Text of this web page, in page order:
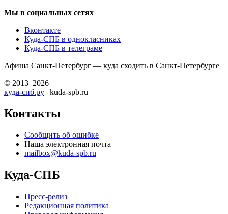
Мы в социальных сетях
Вконтакте
Куда-СПБ в однокласниках
Куда-СПБ в телеграме
Афиша Санкт-Петербург — куда сходить в Санкт-Петербурге
© 2013–2026
куда-спб.ру | kuda-spb.ru
Контакты
Сообщить об ошибке
Наша электронная почта
mailbox@kuda-spb.ru
Куда-СПБ
Пресс-релиз
Редакционная политика